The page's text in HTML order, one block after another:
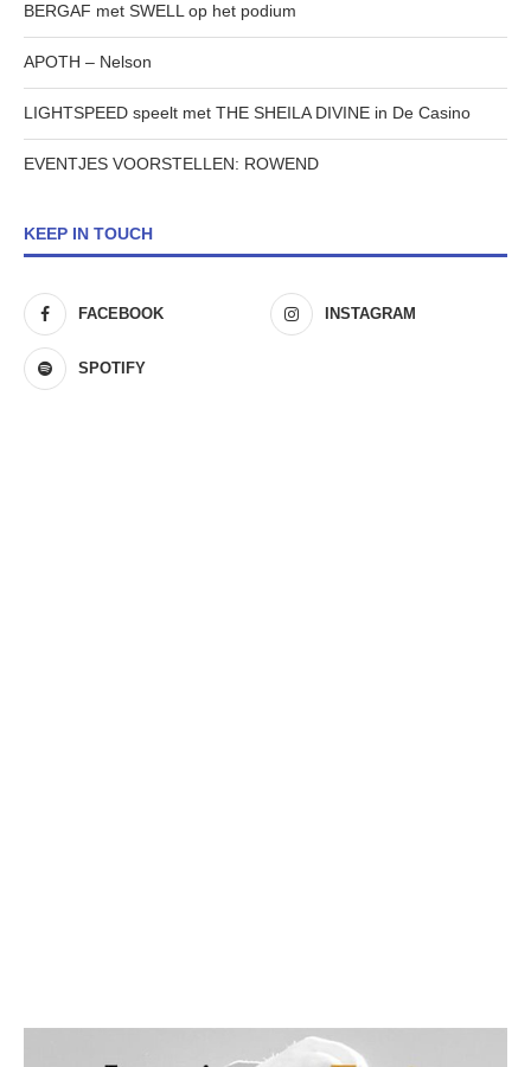
BERGAF met SWELL op het podium
APOTH – Nelson
LIGHTSPEED speelt met THE SHEILA DIVINE in De Casino
EVENTJES VOORSTELLEN: ROWEND
KEEP IN TOUCH
FACEBOOK INSTAGRAM
SPOTIFY